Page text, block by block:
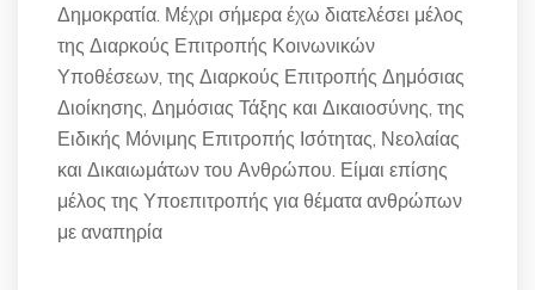
Δημοκρατία. Μέχρι σήμερα έχω διατελέσει μέλος
της Διαρκούς Επιτροπής Κοινωνικών
Υποθέσεων, της Διαρκούς Επιτροπής Δημόσιας
Διοίκησης, Δημόσιας Τάξης και Δικαιοσύνης, της
Ειδικής Μόνιμης Επιτροπής Ισότητας, Νεολαίας
και Δικαιωμάτων του Ανθρώπου. Είμαι επίσης
μέλος της Υποεπιτροπής για θέματα ανθρώπων
με αναπηρία